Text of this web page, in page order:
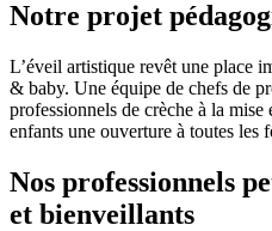
Notre projet
L’éveil artistique revêt une place
& baby. Une équipe de chefs de
professionnels de crèche à la
enfants une ouverture à toutes les
Nos professionnels
et bienveillants